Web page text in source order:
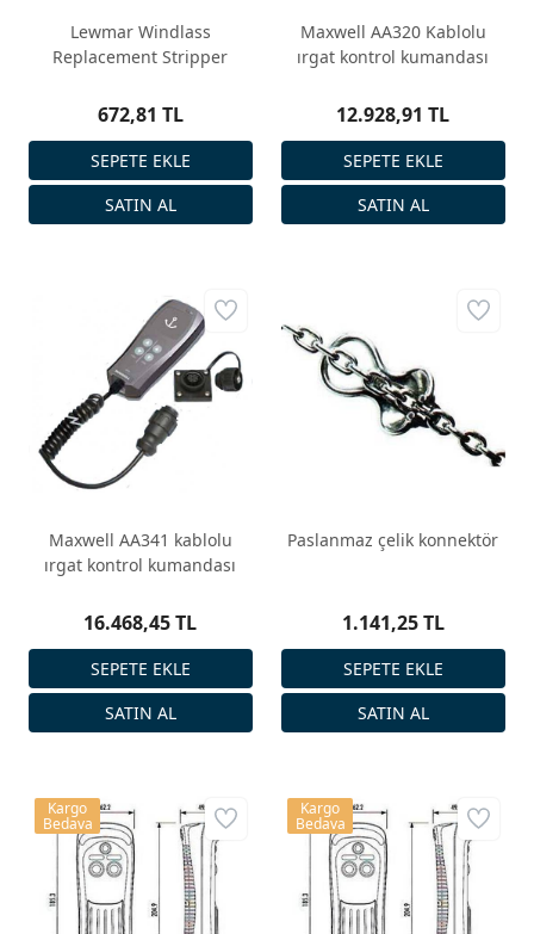
Lewmar Windlass
Replacement Stripper
672,81 TL
Maxwell AA320 Kablolu
ırgat kontrol kumandası
12.928,91 TL
Maxwell AA341 kablolu
ırgat kontrol kumandası
16.468,45 TL
Paslanmaz çelik konnektör
1.141,25 TL
Kargo
Bedava
Kargo
Bedava